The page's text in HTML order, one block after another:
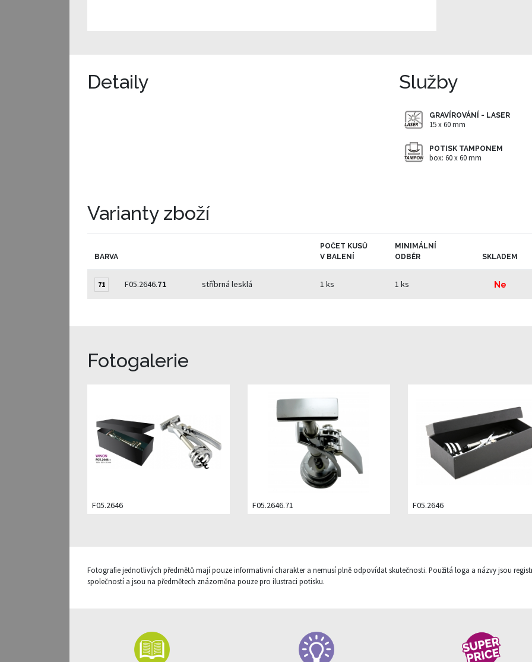
Detaily Služby
GRAVÍROVÁNÍ - LASER
15 x 60 mm
POTISK TAMPONEM
box: 60 x 60 mm
Varianty zboží
BARVA
POČET KUSŮ
V BALENÍ
MINIMÁLNÍ
ODBĚR
SKLADEM
71 F05.2646.71 stříbrná lesklá 1 ks 1 ks Ne
Fotogalerie
F05.2646 F05.2646.71 F05.2646
Fotografie jednotlivých předmětů mají pouze informativní charakter a nemusí plně odpovídat skutečnosti. Použitá loga a názvy jsou
společností a jsou na předmětech znázorněna pouze pro ilustraci potisku.